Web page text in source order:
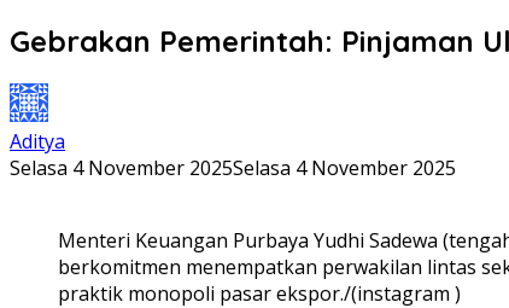
Gebrakan Pemerintah: Pinjaman
Aditya
Selasa 4 November 2025Selasa 4 November 2025
Menteri Keuangan Purbaya Yudhi Sadewa
berkomitmen menempatkan perwakilan lintas
praktik monopoli pasar ekspor./(instagram )